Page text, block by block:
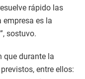
rápido las
empresa es la
sostuvo.
que durante la
entre ellos: